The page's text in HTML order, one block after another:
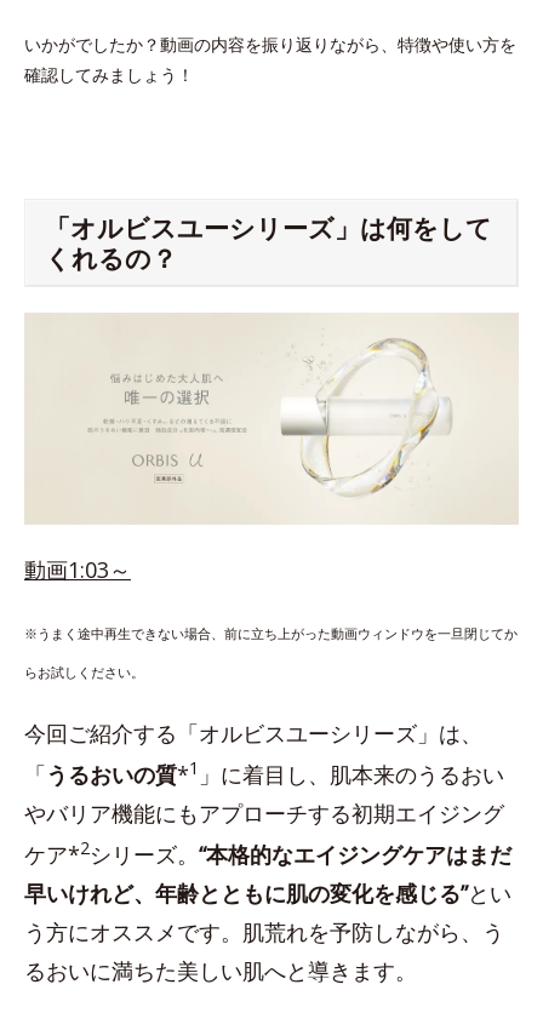
いかがでしたか？動画の内容を振り返りながら、特徴や使い方を
確認してみましょう！
「オルビスユーシリーズ」は何をして
くれるの？
動画1:03～
※うまく途中再生できない場合、前に立ち上がった動画ウィンドウを一旦閉じてか
らお試しください。
今回ご紹介する「オルビスユーシリーズ」は、
「うるおいの質*1 」に着目し、肌本来のうるおい
やバリア機能にもアプローチする初期エイジング
ケア*2シリーズ。 “本格的なエイジングケアはまだ
早いけれど、年齢とともに肌の変化を感じる”とい
う方にオススメです。肌荒れを予防しながら、う
るおいに満ちた美しい肌へと導きます。